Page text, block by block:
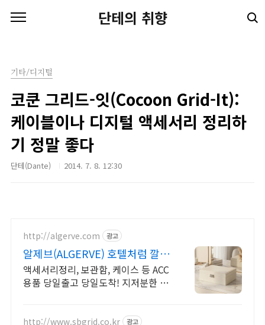
단테의 취향
기타/디지털
코쿤 그리드-잇(Cocoon Grid-It):
케이블이나 디지털 액세서리 정리하
기 정말 좋다
단테(Dante) 2014. 7. 8. 12:30
http://algerve.com 광고
알제브(ALGERVE) 호텔처럼 깔끔
한 분위기
액세서리정리, 보관함, 케이스 등 ACC
용품 당일출고 당일도착! 지저분한 화
http://www.sbgrid.co.kr 광고